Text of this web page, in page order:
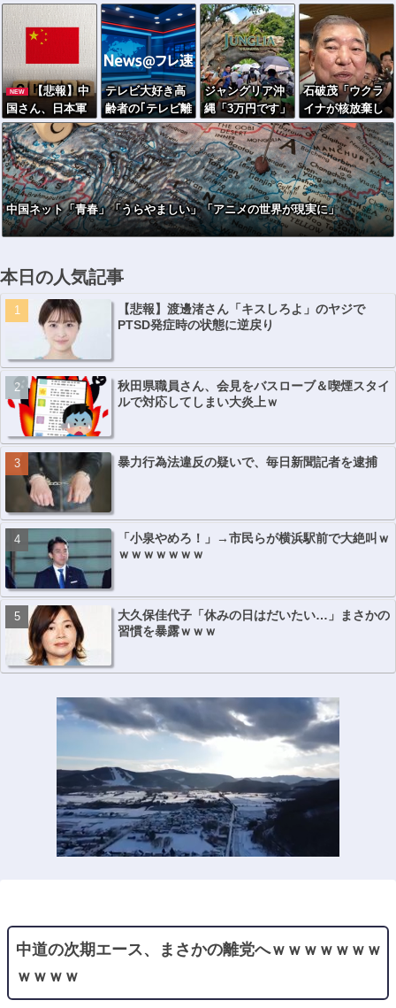
防弾ガラスと防
弾バッグSPで囲
まれた壇上でス
ピーチする人が
総理大臣」
「2002年も調べ
ろ」の声続出ｗ
ｗｗ
会するも「握手
だけ」←何のた
めに会うんだ
よ…
追突→夫婦「こ
れは事故じゃな
い」と気付く…
NEW
【悲報】中
国さん、日本軍
を撃退する「抗
日テーマパー
ク」を各地で大
量建設
テレビ大好き高
齢者の｢テレビ離
れ｣が始まった…
ジャングリア沖
縄「3万円です」
←ディズニー超
えの強気価格ｗ
ｗｗ
石破茂「ウクラ
イナが核放棄し
なければロシア
侵攻しなかっ
た」
中国ネット「青春」「うらやましい」「アニメの世界が現実に」
本日の人気記事
【悲報】渡邊渚さん「キスしろよ」のヤジで
PTSD発症時の状態に逆戻り
秋田県職員さん、会見をバスローブ＆喫煙スタイ
ルで対応してしまい大炎上ｗ
暴力行為法違反の疑いで、毎日新聞記者を逮捕
「小泉やめろ！」→市民らが横浜駅前で大絶叫ｗ
ｗｗｗｗｗｗｗ
大久保佳代子「休みの日はだいたい…」まさかの
習慣を暴露ｗｗｗ
中道の次期エース、まさかの離党へｗｗｗｗｗｗｗ
ｗｗｗｗ